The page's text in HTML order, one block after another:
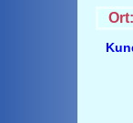
Ort: